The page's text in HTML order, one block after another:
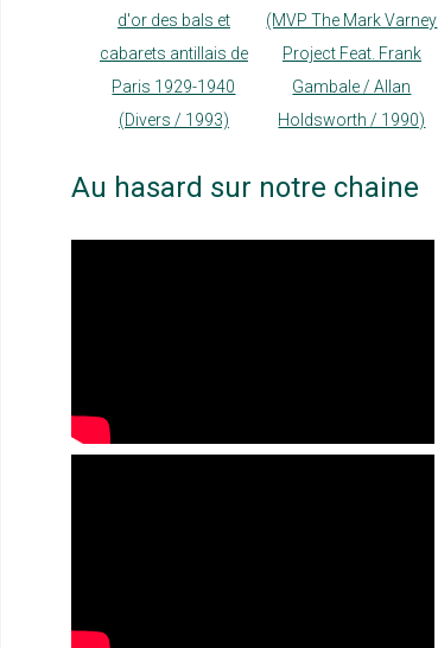
d'or des bals et
cabarets antillais de
Paris 1929-1940
(Divers / 1993)
(MVP The Mark Varney
Project Feat. Frank
Gambale / Allan
Holdsworth / 1990)
Au hasard sur notre chaine